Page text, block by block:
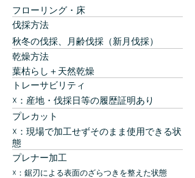
伐採方法
​フローリング・床
秋冬の伐採、月齢伐採（新月伐採）
乾燥方法
葉枯らし＋天然乾燥
トレーサビリティ
☓：産地・伐採日等の履歴証明あり
プレカット
☓：現場で加工せずそのまま使用できる状
態
プレナー加工
☓：鋸刃による表面のざらつきを整えた状態